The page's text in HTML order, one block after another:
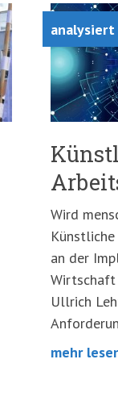
analysiert
Wird
an der
Wirtschaft
Ullrich
mehr